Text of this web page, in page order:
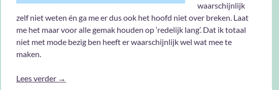
waarschijnlijk
zelf niet weten én ga me er dus ook het hoofd niet over breken. Laat
me het maar voor alle gemak houden op ‘redelijk lang’. Dat ik totaal
niet met mode bezig ben heeft er waarschijnlijk wel wat mee te
maken.
Lees verder Fictionista #7
→